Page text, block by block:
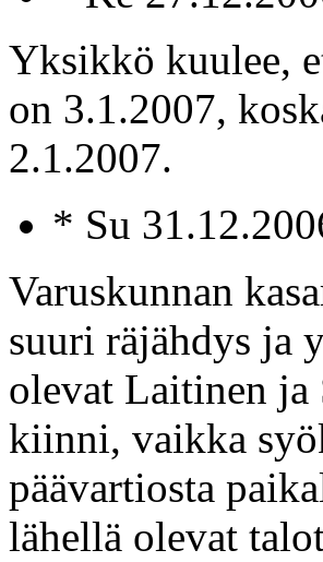
Yksikkö kuulee,
on 3.1.2007,
2.1.2007.
* Su
Varuskunnan
suuri räjähdys ja
olevat Laitinen ja
kiinni, vaikka
päävartiosta
lähellä olevat